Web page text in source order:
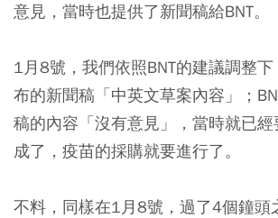
意見，當時也提供了新聞稿給BNT。
1月8號，我們依照BNT的建議調整
布的新聞稿「中英文草案內容」；
稿的內容「沒有意見」，當時就已
成了，疫苗的採購就要進行了。
不料，同樣在1月8號，過了4個鐘頭